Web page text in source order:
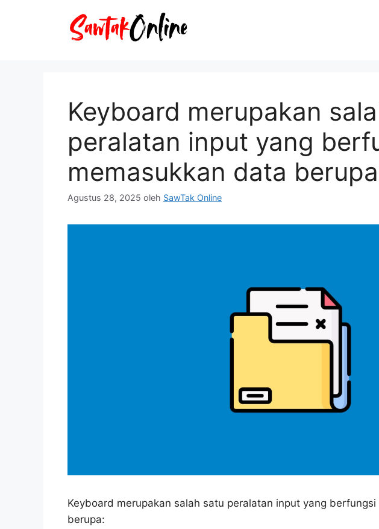
Keyboard merupakan
peralatan input yang
memasukkan data
Agustus 28, 2025 oleh SawTak Online
Keyboard merupakan salah satu peralatan input yang
berupa: